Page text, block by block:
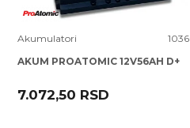
Akumulatori
AKUM PROATOMIC 12V56AH D+
7.072,50 RSD